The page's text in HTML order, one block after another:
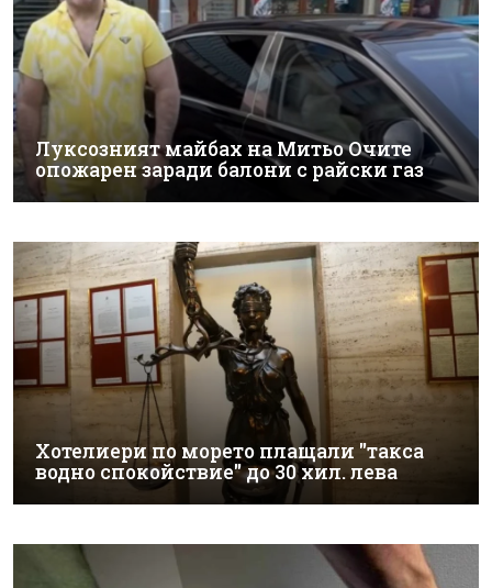
Луксозният майбах на Митьо Очите
опожарен заради балони с райски газ
Хотелиери по морето плащали "такса
водно спокойствие" до 30 хил. лева